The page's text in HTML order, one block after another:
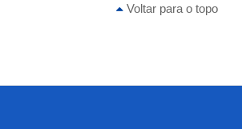
Voltar para o topo